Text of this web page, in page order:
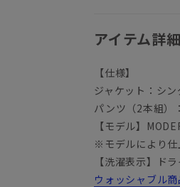
アイテム詳細
【仕様】
ジャケット：シ
パンツ（2本組）
【モデル】
※モデルにより仕
【洗濯表示】ド
ウォッシャブル